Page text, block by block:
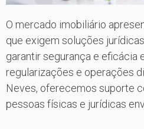
O mercado imobiliário
que exigem soluções
garantir segurança e eficácia
regularizações e operações
Neves, oferecemos suporte
pessoas físicas e jurídicas